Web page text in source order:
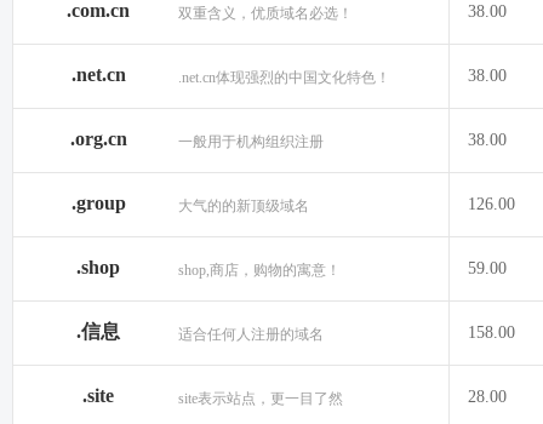
.com.cn 双重含义，优质域名必选！ 38.00
.net.cn .net.cn体现强烈的中国文化特色！ 38.00
.org.cn 一般用于机构组织注册 38.00
.group 大气的的新顶级域名 126.00
.shop shop,商店，购物的寓意！ 59.00
.信息 适合任何人注册的域名 158.00
.site site表示站点，更一目了然 28.00